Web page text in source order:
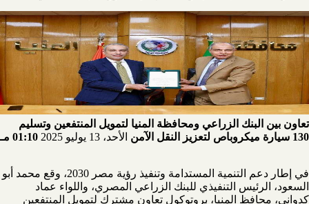
تعاون بين البنك الزراعي ومحافظة المنيا لتمويل المنتفعين وتسليم
130 سيارة ميكروباص لتعزيز النقل الآمن
الأحد، 13 يوليو 2025 01:10 مـ
في إطار دعم التنمية المستدامة وتنفيذ رؤية مصر 2030، وقع محمد أبو
السعود، الرئيس التنفيذي للبنك الزراعي المصري، واللواء عماد
كدواني، محافظ المنيا، بروتوكول تعاون مشترك لتمويل المنتفعين